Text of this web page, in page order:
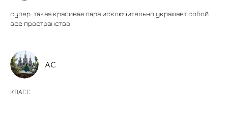
супер. такая красивая пара исключительно украшает собой
все пространство
АС
КЛАСС